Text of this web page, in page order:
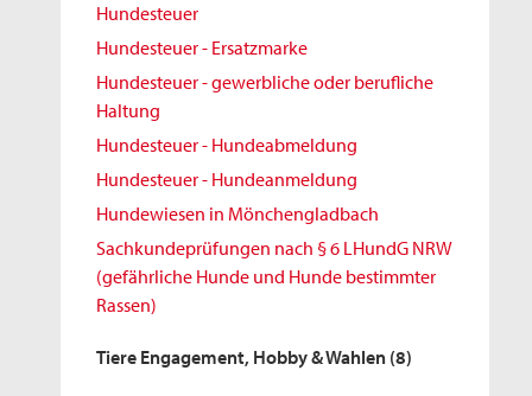
Hundesteuer
Hundesteuer - Ersatzmarke
Hundesteuer - gewerbliche oder berufliche
Haltung
Hundesteuer - Hundeabmeldung
Hundesteuer - Hundeanmeldung
Hundewiesen in Mönchengladbach
Sachkundeprüfungen nach § 6 LHundG NRW
(gefährliche Hunde und Hunde bestimmter
Rassen)
Tiere Engagement, Hobby & Wahlen (8)